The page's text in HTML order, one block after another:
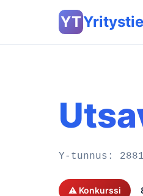
YT
Y-tunnus:
⚠️ Konkurssi